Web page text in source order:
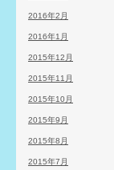
2016年2月
2016年1月
2015年12月
2015年11月
2015年10月
2015年9月
2015年8月
2015年7月